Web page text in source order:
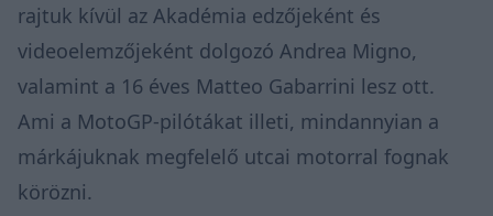
rajtuk kívül az Akadémia edzőjeként és
videoelemzőjeként dolgozó Andrea Migno,
valamint a 16 éves Matteo Gabarrini lesz ott.
Ami a MotoGP-pilótákat illeti, mindannyian a
márkájuknak megfelelő utcai motorral fognak
körözni.